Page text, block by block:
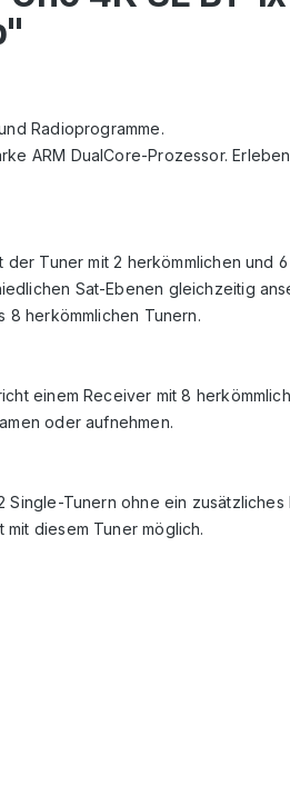
Radioprogramme.
ARM DualCore-Prozessor.
Tuner mit 2 herkömmlichen
Sat-Ebenen gleichzeitig
8 herkömmlichen Tunern.
einem Receiver mit 8
oder aufnehmen.
Tunern ohne ein
diesem Tuner möglich.